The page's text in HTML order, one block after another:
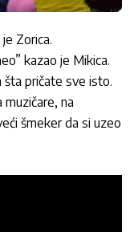
Zorica.
kazao je Mikica.
šta pričate sve isto.
na
šmeker da si uzeo